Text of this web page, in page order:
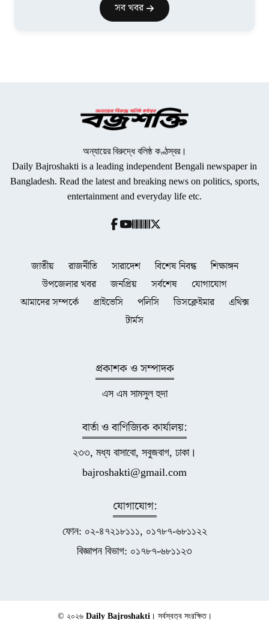
সব খবর
অন্যায়ের বিরুদ্ধে বলিষ্ঠ কণ্ঠস্বর।
Daily Bajroshakti is a leading independent Bengali newspaper in
Bangladesh. Read the latest and breaking news on politics, sports,
entertainment and everyday life etc.
জাতীয় রাজনীতি সারাদেশ বিশেষ নিবন্ধ
শিক্ষাঙ্গন
উপজেলার খবর
জনপ্রিয় সর্বশেষ
যোগাযোগ
আমাদের সম্পর্কে
প্রাইভেসি পলিসি ডিসক্লেইমার
এথিক্স
টার্মস
প্রকাশক ও সম্পাদক
এস এম সামসুল হুদা
বার্তা ও বাণিজ্যিক কার্যালয়:
২৩৩, মধ্য বাসাবো, সবুজবাগ, ঢাকা।
bajroshakti@gmail.com
যোগাযোগ:
ফোন: ০২-৪৭২১৮১১১, ০১৭৮৭-৬৮১১২২
বিজ্ঞাপন বিভাগ: ০১৭৮৭-৬৮১১২৩
© ২০২৬ Daily Bajroshakti । সর্বস্বত্ব সংরক্ষিত।